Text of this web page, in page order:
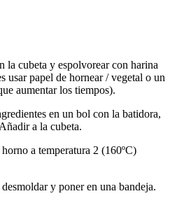
la cubeta y espolvorear con harina
usar papel de hornear / vegetal o un
aumentar los tiempos).
en un bol con la batidora,
a la cubeta.
a temperatura 2 (160ºC)
y poner en una bandeja.